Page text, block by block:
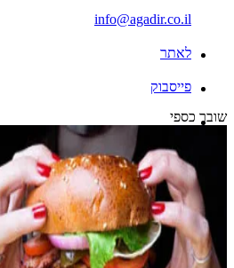
info@agadir.co.il
לאתר
פייסבוק
שובר כספי